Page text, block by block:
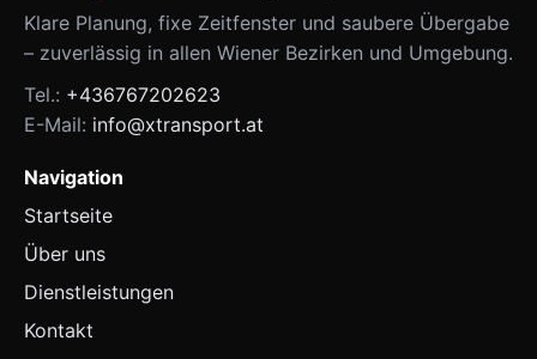
Klare Planung, fixe Zeitfenster und saubere Übergabe
– zuverlässig in allen Wiener Bezirken und Umgebung.
Tel.: +436767202623
E-Mail: info@xtransport.at
Navigation
Startseite
Über uns
Dienstleistungen
Kontakt